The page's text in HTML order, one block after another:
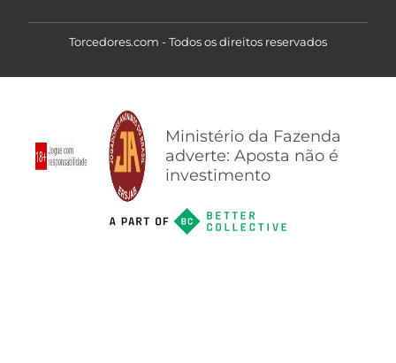
Torcedores.com - Todos os direitos reservados
Ministério da Fazenda
adverte: Aposta não é
investimento